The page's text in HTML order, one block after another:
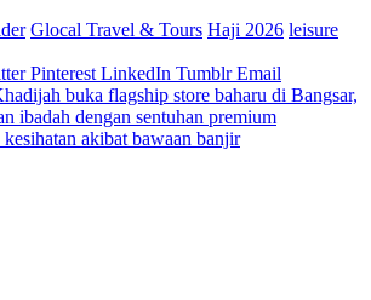
Glocal Travel & Tours Haji 2026 leisure
Pinterest LinkedIn Tumblr Email
buka flagship store baharu di Bangsar,
ibadah dengan sentuhan premium
kesihatan akibat bawaan banjir